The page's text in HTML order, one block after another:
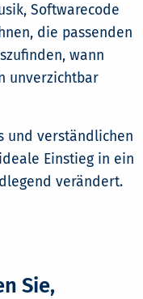
Softwarecode
die passenden
wann
unverzichtbar
und verständlichen
Einstieg in ein
verändert.
Sie,